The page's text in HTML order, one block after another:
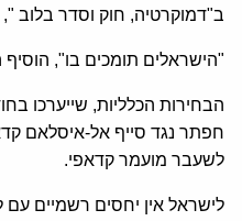
ב"דמוקרטיה, חוק וסדר בלוב
"הישראלים תומכים בו", הוסיף
הבחירות הכלליות, שייערכו
חפתר נגד סייף אל-איסלאם
לשעבר מועמר קדאפי.
לישראל אין יחסים רשמיים עם